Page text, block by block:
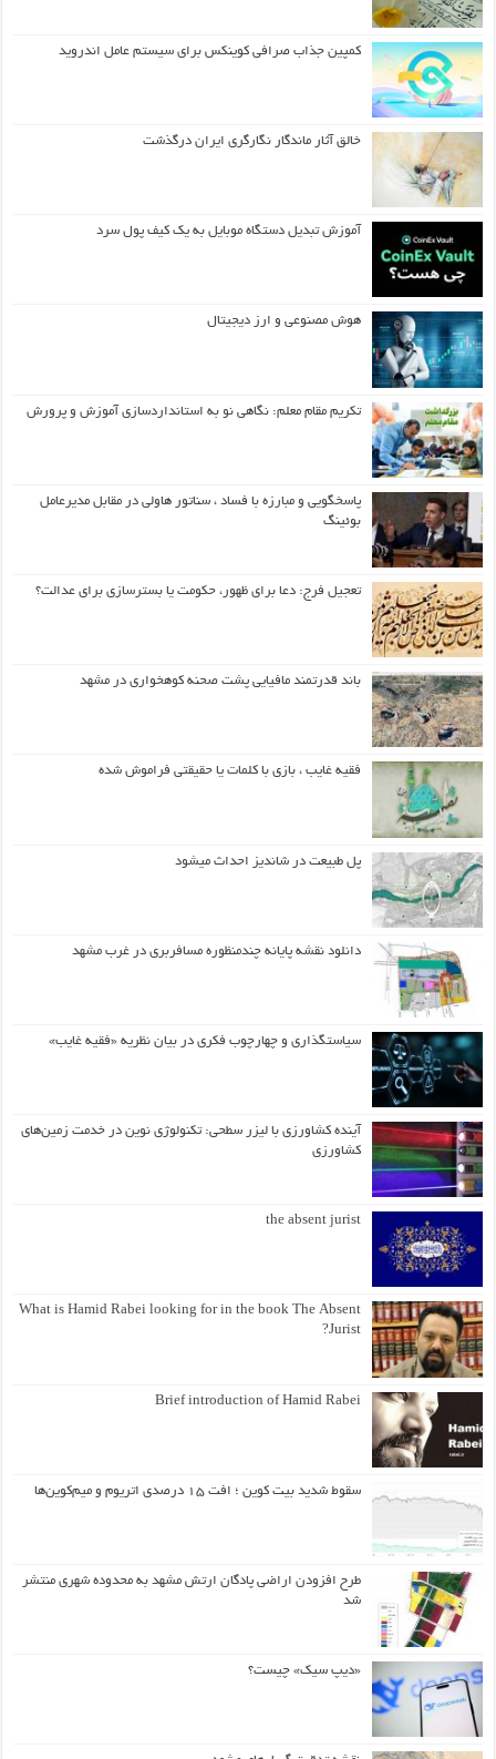
کمپین جذاب صرافی کوینکس برای سیستم عامل اندروید
خالق آثار ماندگار نگارگری ایران درگذشت
آموزش تبدیل دستگاه موبایل به یک کیف‌ پول سرد
هوش مصنوعی و ارز دیجیتال
تکریم مقام معلم: نگاهی نو به استانداردسازی آموزش و پرورش
پاسخگویی و مبارزه با فساد ، سناتور هاولی در مقابل مدیرعامل
بوئینگ
تعجیل فرج: دعا برای ظهور، حکومت یا بسترسازی برای عدالت؟
باند قدرتمند مافیایی پشت صحنه کوهخواری در مشهد
فقیه غایب ، بازی با کلمات یا حقیقتی فراموش شده
پل طبیعت در شاندیز احداث میشود
دانلود نقشه پایانه چندمنظوره مسافربری در غرب مشهد
سیاستگذاری و چهارچوب فکری در بیان نظریه «فقیه غایب»
آینده کشاورزی با لیزر سطحی: تکنولوژی نوین در خدمت زمین‌های
کشاورزی
the absent jurist
What is Hamid Rabei looking for in the book The Absent
Jurist?
Brief introduction of Hamid Rabei
سقوط شدید بیت کوین ؛ افت ۱۵ درصدی اتریوم و میم‌کوین‌ها
طرح افزودن اراضی پادگان ارتش مشهد به محدوده شهری منتشر
شد
«دیپ سیک» چیست؟